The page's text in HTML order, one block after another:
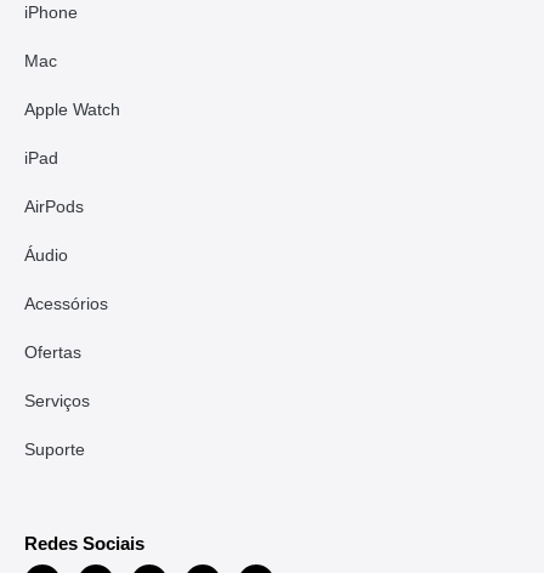
iPhone
Mac
Apple Watch
iPad
AirPods
Áudio
Acessórios
Ofertas
Serviços
Suporte
Redes Sociais